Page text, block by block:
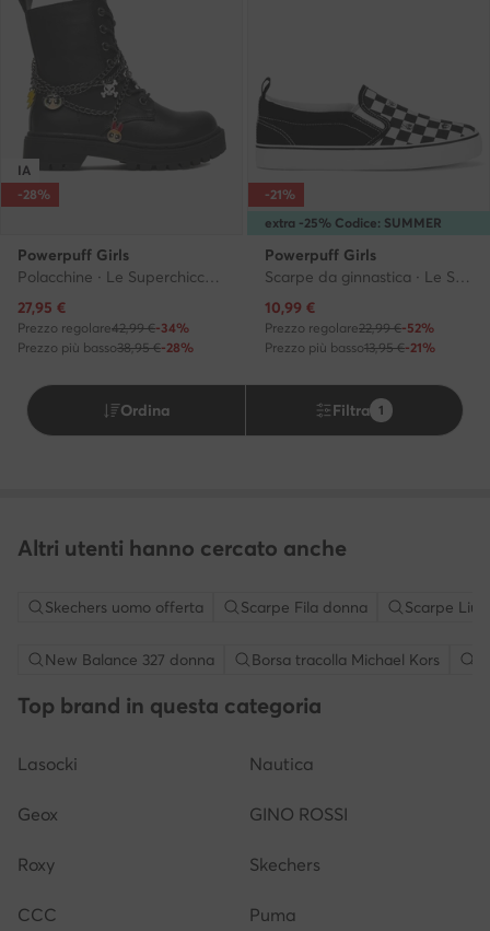
IA
-28%
Powerpuff Girls
Polacchine · Le Superchicche · Nero
Prezzo attuale
27,95 €
Prezzo regolare42,99 €-34%
Prezzo più basso38,95 €-28%
extra -25% Codice: SUMMER
-21%
Powerpuff Girls
Scarpe da ginnastica · Le Superchicche · Nero
Prezzo attuale
10,99 €
Prezzo regolare22,99 €-52%
Prezzo più basso13,95 €-21%
Ordina Filtra 1
Altri utenti hanno cercato anche
Skechers uomo offerta Scarpe Fila donna Scarpe Liu
New Balance 327 donna Borsa tracolla Michael Kors
Top brand in questa categoria
Lasocki Nautica
Geox GINO ROSSI
Roxy Skechers
CCC Puma